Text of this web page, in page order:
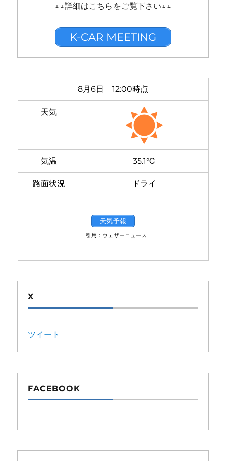
↓↓詳細はこちらをご覧下さい↓↓
K-CAR MEETING
8月6日 12:00時点
天気
気温 35.1℃
路面状況 ドライ
天気予報
引用：ウェザーニュース
X
ツイート
FACEBOOK